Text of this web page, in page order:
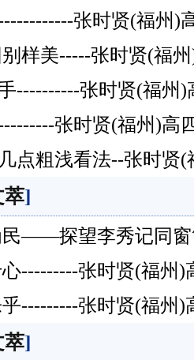
张时贤(福州)
样美-----张时贤(福
----------张时贤(福州
张时贤(福州)高
点粗浅看法--张时贤
萃]
——探望李秀记同
---------张时贤(福州)
---------张时贤(福州)
萃]